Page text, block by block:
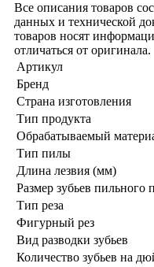
Все описания товаров
данных и технической
товаров носят
отличаться от оригинала.
Артикул
Бренд
Страна изготовления
Тип продукта
Обрабатываемый
Тип пилы
Длина лезвия (мм)
Размер зубьев пильного
Тип реза
Фигурный рез
Вид разводки зубьев
Количество зубьев на